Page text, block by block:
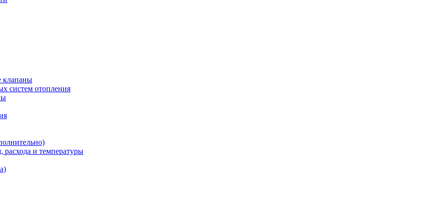
клапаны
систем отопления
расхода и температуры